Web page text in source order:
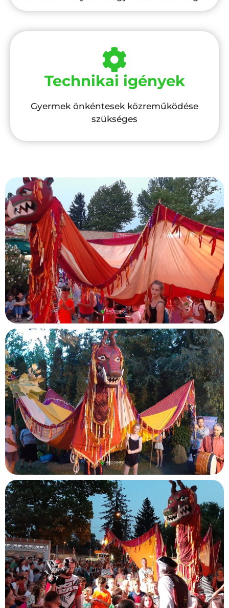
Technikai igények
Gyermek önkéntesek közreműködése
szükséges